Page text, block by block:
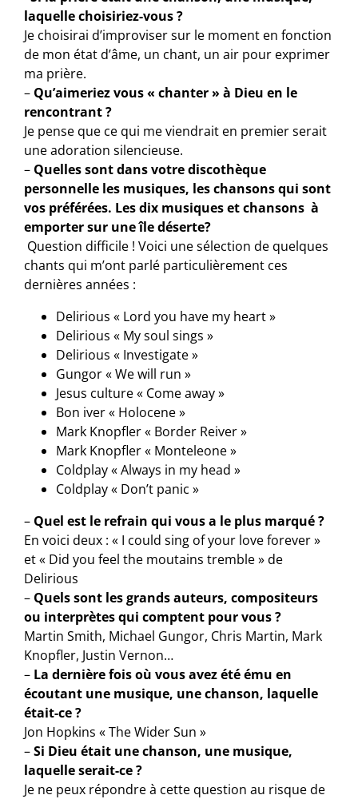
laquelle choisiriez-vous ?
Je choisirai d’improviser sur le moment en fonction
de mon état d’âme, un chant, un air pour exprimer
ma prière.
– Qu’aimeriez vous « chanter » à Dieu en le
rencontrant ?
Je pense que ce qui me viendrait en premier serait
une adoration silencieuse.
– Quelles sont dans votre discothèque
personnelle les musiques, les chansons qui sont
vos préférées. Les dix musiques et chansons à
emporter sur une île déserte?
Question difficile ! Voici une sélection de quelques
chants qui m’ont parlé particulièrement ces
dernières années :
Delirious « Lord you have my heart »
Delirious « My soul sings »
Delirious « Investigate »
Gungor « We will run »
Jesus culture « Come away »
Bon iver « Holocene »
Mark Knopfler « Border Reiver »
Mark Knopfler « Monteleone »
Coldplay « Always in my head »
Coldplay « Don’t panic »
– Quel est le refrain qui vous a le plus marqué ?
En voici deux : « I could sing of your love forever »
et « Did you feel the moutains tremble » de
Delirious
– Quels sont les grands auteurs, compositeurs
ou interprètes qui comptent pour vous ?
Martin Smith, Michael Gungor, Chris Martin, Mark
Knopfler, Justin Vernon…
– La dernière fois où vous avez été ému en
écoutant une musique, une chanson, laquelle
était-ce ?
Jon Hopkins « The Wider Sun »
–Si Dieu était une chanson, une musique,
laquelle serait-ce ?
Je ne peux répondre à cette question au risque de